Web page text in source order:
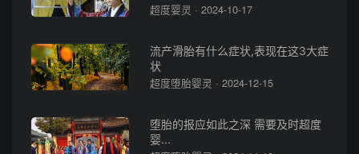
超度婴灵 · 2024-10-17
流产滑胎有什么症状,表现在这3大症
状
超度堕胎婴灵 · 2024-12-15
堕胎的报应如此之深 需要及时超度
婴...